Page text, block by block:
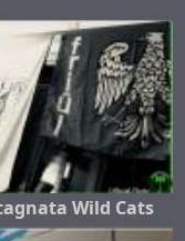
Wild Cats